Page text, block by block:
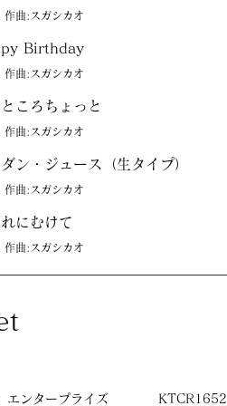
作曲:スガシカオ
Birthday
作曲:スガシカオ
ころちょっと
作曲:スガシカオ
ン・ジュース（生タイプ）
作曲:スガシカオ
にむけて
作曲:スガシカオ
エンタープライズ KTCR1652